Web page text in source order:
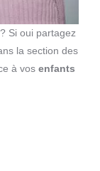
Si oui partagez
la section des
à vos enfants